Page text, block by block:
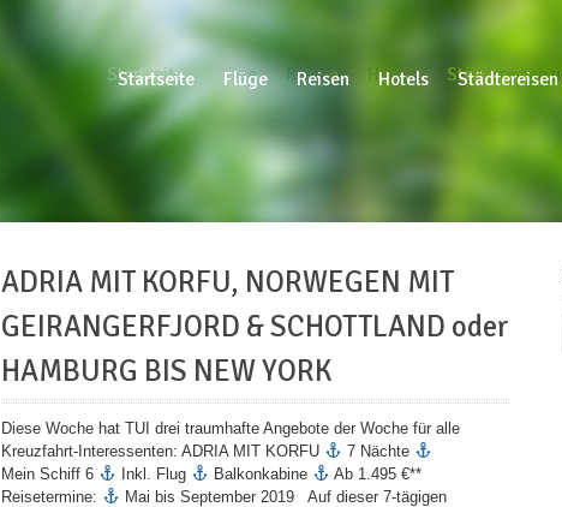
Startseite
Startseite Flüge
Flüge Reisen
Reisen Hotels
Hotels Städtereisen
ADRIA MIT KORFU, NORWEGEN MIT
GEIRANGERFJORD & SCHOTTLAND oder
HAMBURG BIS NEW YORK
Diese Woche hat TUI drei traumhafte Angebote der Woche für alle
Kreuzfahrt-Interessenten: ADRIA MIT KORFU
7 Nächte
Mein Schiff 6
Inkl. Flug Balkonkabine
Ab 1.495 €**
Reisetermine:
Mai bis September 2019 Auf dieser 7-tägigen